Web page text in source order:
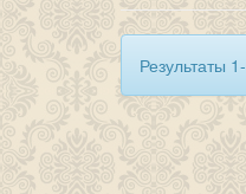
Результаты